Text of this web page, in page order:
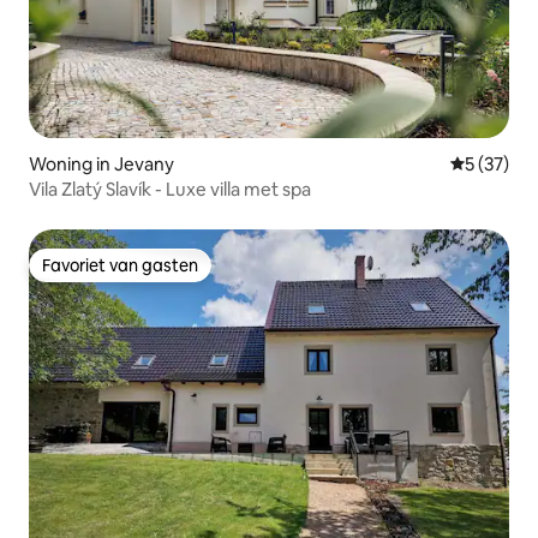
Woning in Jevany
5 (37)
Vila Zlatý Slavík - Luxe villa met spa
Favoriet van gasten
Favoriet van gasten